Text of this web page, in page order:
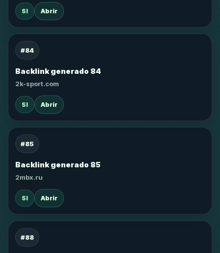
SI Abrir
#84
Backlink generado 84
2k-sport.com
SI Abrir
#85
Backlink generado 85
2mbx.ru
SI Abrir
#88